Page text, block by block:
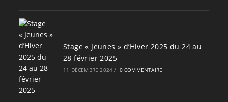
Stage « Jeunes » d’Hiver 2025 du 24 au
28 février 2025
11 DÉCEMBRE 2024 / 0 COMMENTAIRE